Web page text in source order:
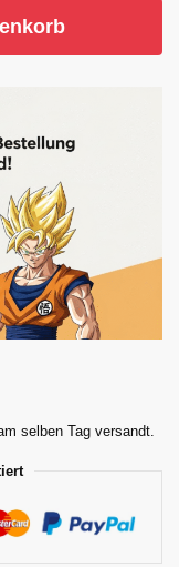
selben Tag versandt.